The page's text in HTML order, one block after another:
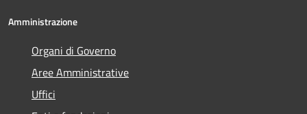
Amministrazione
Organi di Governo
Aree Amministrative
Uffici